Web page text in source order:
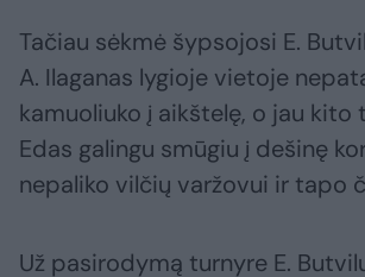
Tačiau sėkmė šypsojosi E.
A. Ilaganas lygioje vietoje
kamuoliuko į aikštelę, o jau kito
Edas galingu smūgiu į dešinę
nepaliko vilčių varžovui ir tapo
Už pasirodymą turnyre E.